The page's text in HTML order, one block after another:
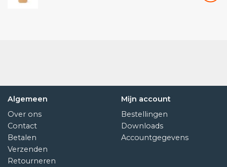
Algemeen
Over ons
Contact
Betalen
Verzenden
Retourneren
Mijn account
Bestellingen
Downloads
Accountgegevens